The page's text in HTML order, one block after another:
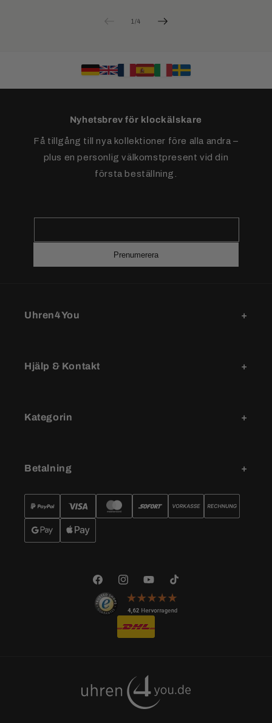
1/av
4
Nyhetsbrev för klockälskare
Få tillgång till nya kollektioner före alla andra –
plus en personlig välkomstpresent vid din
första beställning.
Prenumerera
Uhren4You
Hjälp & Kontakt
Kategorin
Betalning
FacebookInstagramYouTubeTikTok